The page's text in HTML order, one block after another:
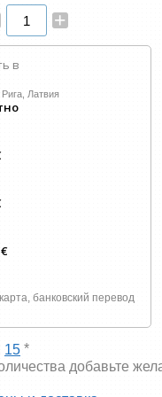
+
в
Латвия
банковский перевод
15 *
добавьте